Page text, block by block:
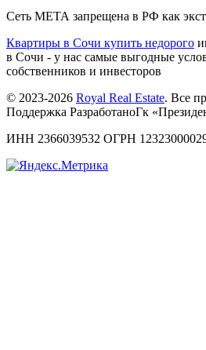
Сеть МЕТА запрещена в РФ как
Квартиры в Сочи купить недорого
в Сочи - у нас самые выгодные
собственников и инвесторов
© 2023-2026 Royal Real Estate. Все
Поддержка РазработаноГк
ИНН 2366039532 ОГРН